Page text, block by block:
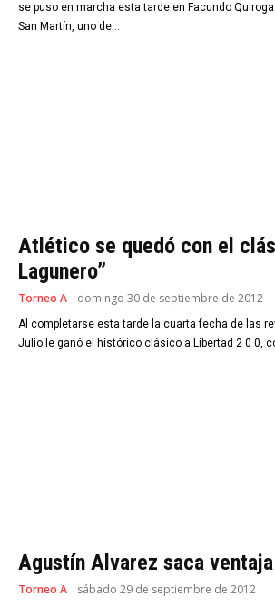
se puso en marcha esta tarde en Facundo
San Martín, uno de...
Atlético se quedó con el
Lagunero”
Torneo A domingo 30 de septiembre de 2012
Al completarse esta tarde la cuarta fecha de las
Julio le ganó el histórico clásico a Libertad 2 0 0,
Agustín Alvarez saca
Torneo A sábado 29 de septiembre de 2012